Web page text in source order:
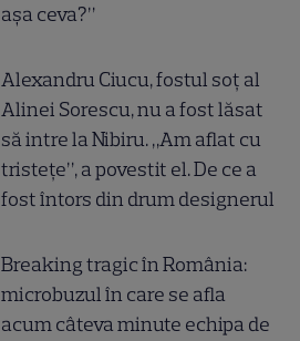
așa ceva?”
Alexandru Ciucu, fostul soț al
Alinei Sorescu, nu a fost lăsat
să intre la Nibiru. „Am aflat cu
tristețe”, a povestit el. De ce a
fost întors din drum designerul
Breaking tragic în România:
microbuzul în care se afla
acum câteva minute echipa de